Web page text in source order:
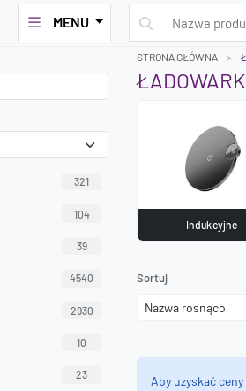
MENU
321
104
39
4540
2930
10
23
STRONA GŁÓWNA
Indukcyjne
Sortuj
Aby uzyskać